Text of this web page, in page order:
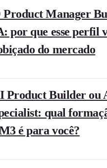
Product Manager
por que esse perfil
do mercado
Product Builder ou
qual
é para você?